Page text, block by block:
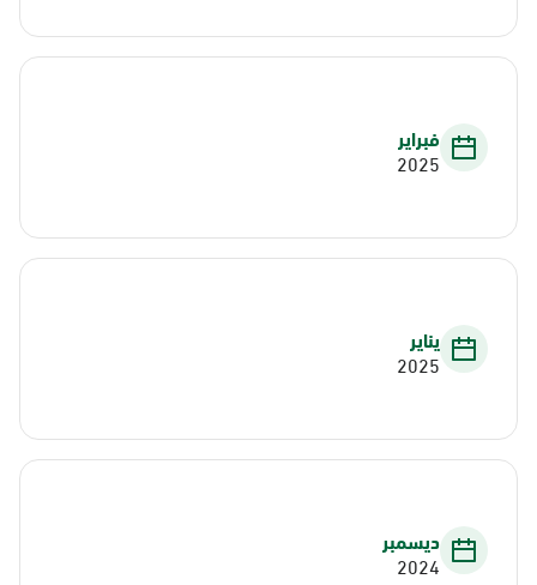
فبراير
2025
يناير
2025
ديسمبر
2024